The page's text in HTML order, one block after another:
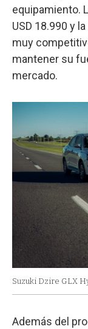
equipamiento.
USD 18.990 y
muy
mantener su
mercado.
Suzuki Dzire GLX
Además del